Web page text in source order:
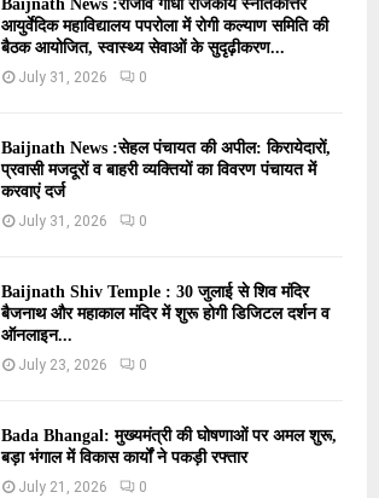
Baijnath News :राजीव गांधी राजकीय स्नातकोत्तर
आयुर्वेदिक महाविद्यालय पपरोला में रोगी कल्याण समिति की
बैठक आयोजित, स्वास्थ्य सेवाओं के सुदृढ़ीकरण...
July 31, 2026 0
Baijnath News :सेहल पंचायत की अपील: किरायेदारों,
प्रवासी मजदूरों व बाहरी व्यक्तियों का विवरण पंचायत में
करवाएं दर्ज
July 31, 2026 0
Baijnath Shiv Temple : 30 जुलाई से शिव मंदिर
बैजनाथ और महाकाल मंदिर में शुरू होगी डिजिटल दर्शन व
ऑनलाइन...
July 23, 2026 0
Bada Bhangal: मुख्यमंत्री की घोषणाओं पर अमल शुरू,
बड़ा भंगाल में विकास कार्यों ने पकड़ी रफ्तार
July 21, 2026 0